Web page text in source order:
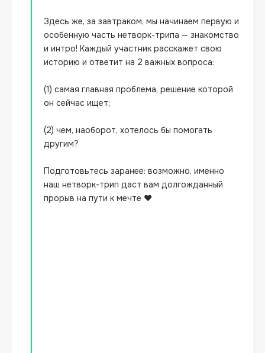
Здесь же, за завтраком, мы начинаем первую и
особенную часть нетворк-трипа — знакомство
и интро! Каждый участник расскажет свою
историю и ответит на 2 важных вопроса:
(1) самая главная проблема, решение которой
он сейчас ищет;
(2) чем, наоборот, хотелось бы помогать
другим?
Подготовьтесь заранее: возможно, именно
наш нетворк-трип даст вам долгожданный
прорыв на пути к мечте ❤️